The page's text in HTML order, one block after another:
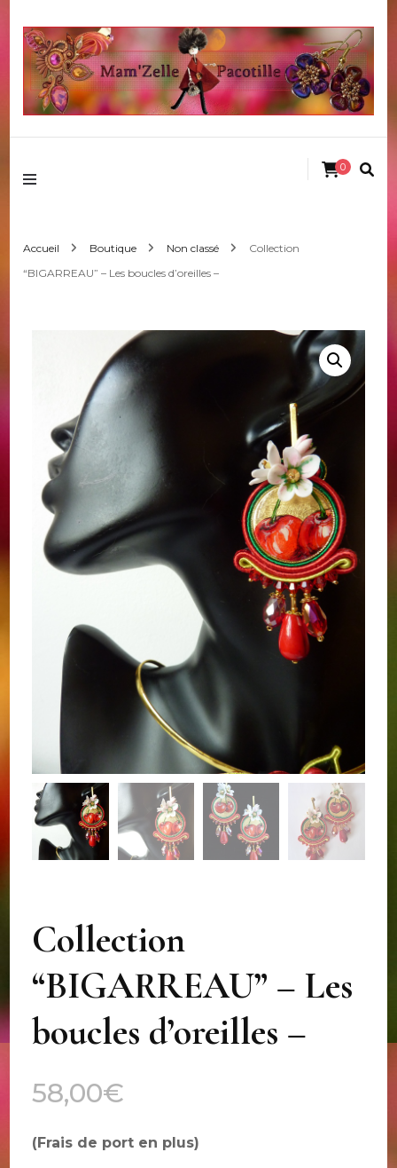
Mamzelle pacotille 0
Accueil Boutique Non classé
Collection
“BIGARREAU” – Les boucles d’oreilles –
Collection
“BIGARREAU” – Les
boucles d’oreilles –
58,00€
(Frais de port en plus)